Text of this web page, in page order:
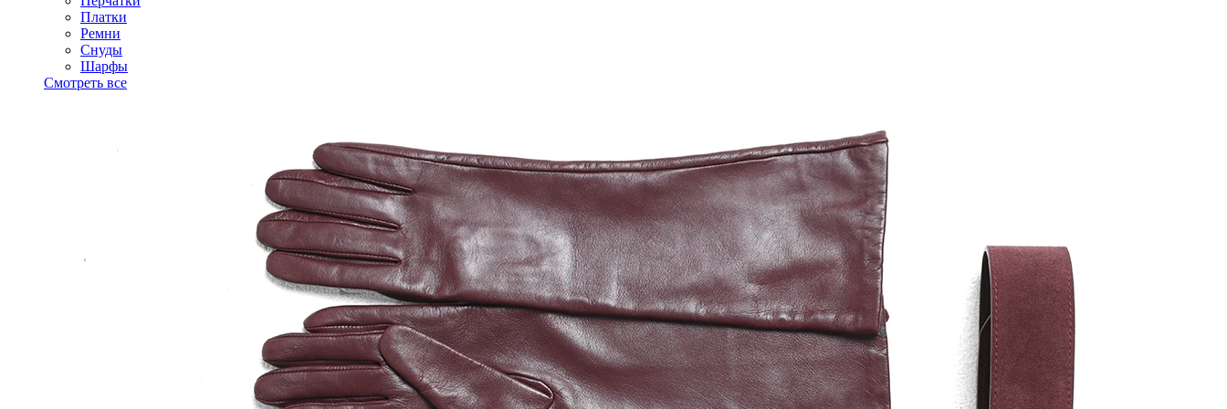
Платки
Ремни
Снуды
Шарфы
Смотреть все